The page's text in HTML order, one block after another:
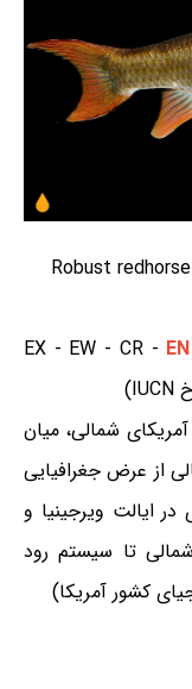
EN
شمالی، میان
تا ۳۴ درجه‌ی شمالی از عرض جغرافیایی
ایالت ویرجینیا و
تا سیستم رود
کشور آمریکا)